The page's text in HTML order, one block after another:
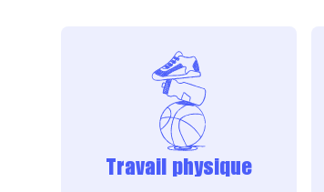
Travail physique